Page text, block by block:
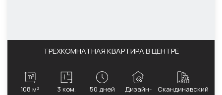
ТРЕХКОМНАТНАЯ КВАРТИРА В ЦЕНТРЕ
108 м² 3 ком. 50 дней
Дизайн-
Скандинавский